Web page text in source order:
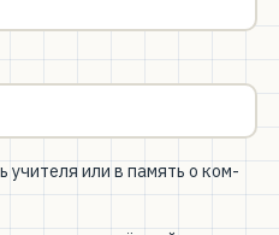
учителя или в память о ком-